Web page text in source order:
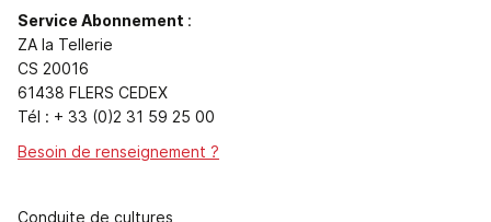
Service Abonnement :
ZA la Tellerie
CS 20016
61438 FLERS CEDEX
Tél : + 33 (0)2 31 59 25 00
Besoin de renseignement ?
Conduite de cultures